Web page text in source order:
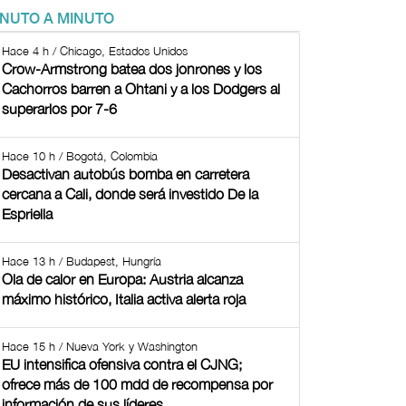
A MINUTO
Hace 4 h / Chicago, Estados Unidos
Crow-Armstrong batea dos jonrones y los
Cachorros barren a Ohtani y a los Dodgers al
superarlos por 7-6
Hace 10 h / Bogotá, Colombia
Desactivan autobús bomba en carretera
cercana a Cali, donde será investido De la
Espriella
Hace 13 h / Budapest, Hungría
Ola de calor en Europa: Austria alcanza
máximo histórico, Italia activa alerta roja
Hace 15 h / Nueva York y Washington
EU intensifica ofensiva contra el CJNG;
ofrece más de 100 mdd de recompensa por